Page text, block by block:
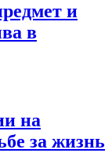
и
в
на
за жизнь